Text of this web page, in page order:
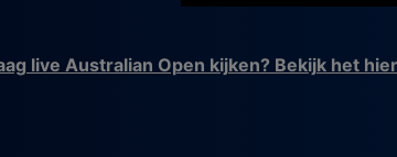
live Australian Open kijken? Bekijk het